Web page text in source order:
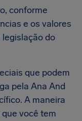
conforme
e os valores
do
que podem
pela Ana And
A maneira
você tem